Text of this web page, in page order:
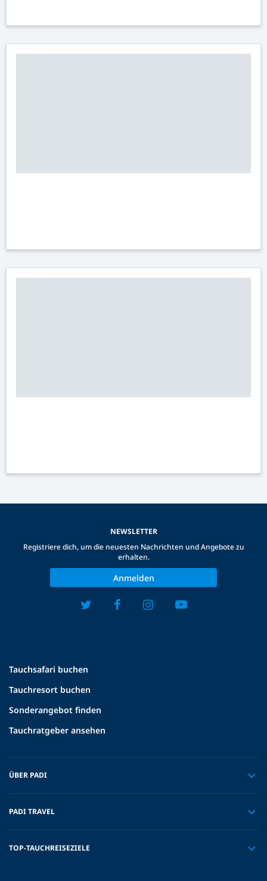
Tauchsafari buchen
Tauchresort buchen
Sonderangebot finden
Tauchratgeber ansehen
ÜBER PADI
PADI TRAVEL
TOP-TAUCHREISEZIELE
NEWSLETTER
Registriere dich, um die neuesten Nachrichten und Angebote zu
erhalten.
Anmelden